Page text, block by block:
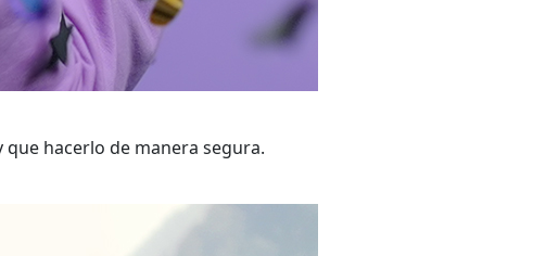
hacerlo de manera segura.